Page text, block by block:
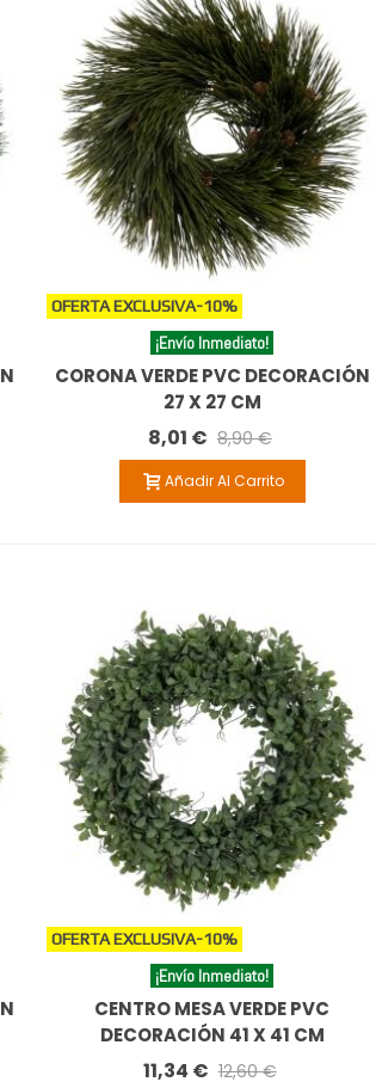
OFERTA EXCLUSIVA-10%
¡Envío Inmediato!
CORONA VERDE PVC DECORACIÓN
27 X 27 CM
8,01 € 8,90 €
Añadir Al Carrito
OFERTA EXCLUSIVA-10%
¡Envío Inmediato!
CENTRO MESA VERDE PVC
DECORACIÓN 41 X 41 CM
11,34 € 12,60 €